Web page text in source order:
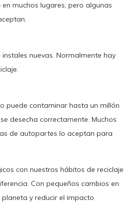
muchos lugares, pero algunas
nuevas. Normalmente hay
puede contaminar hasta un millón
desecha correctamente. Muchos
de autopartes lo aceptan para
con nuestros hábitos de reciclaje
Con pequeños cambios en
y reducir el impacto